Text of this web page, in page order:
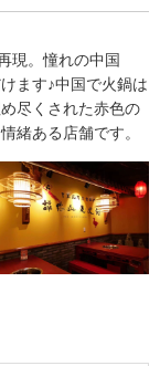
現。憧れの中国
ます♪中国で火鍋は
尽くされた赤色の
緒ある店舗です。